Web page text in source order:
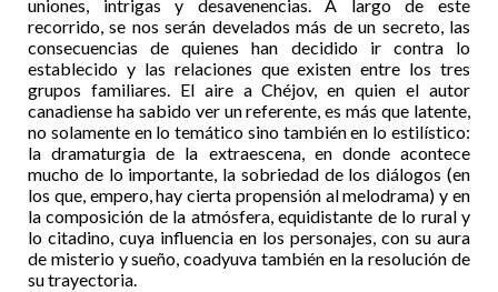
uniones, intrigas y desavenencias. A largo de este
recorrido, se nos serán develados más de un secreto, las
consecuencias de quienes han decidido ir contra lo
establecido y las relaciones que existen entre los tres
grupos familiares. El aire a Chéjov, en quien el autor
canadiense ha sabido ver un referente, es más que latente,
no solamente en lo temático sino también en lo estilístico:
la dramaturgia de la extraescena, en donde acontece
mucho de lo importante, la sobriedad de los diálogos (en
los que, empero, hay cierta propensión al melodrama) y en
la composición de la atmósfera, equidistante de lo rural y
lo citadino, cuya influencia en los personajes, con su aura
de misterio y sueño, coadyuva también en la resolución de
su trayectoria.